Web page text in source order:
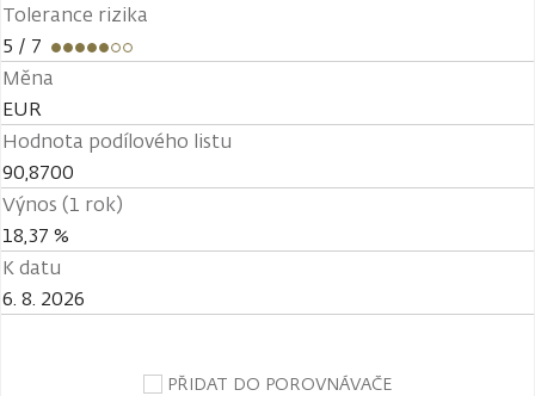
Tolerance rizika
5 / 7
Měna
EUR
Hodnota podílového listu
90,8700
Výnos (1 rok)
18,37 %
K datu
6. 8. 2026
PŘIDAT DO POROVNÁVAČE